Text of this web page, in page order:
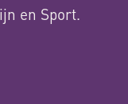
en Sport.